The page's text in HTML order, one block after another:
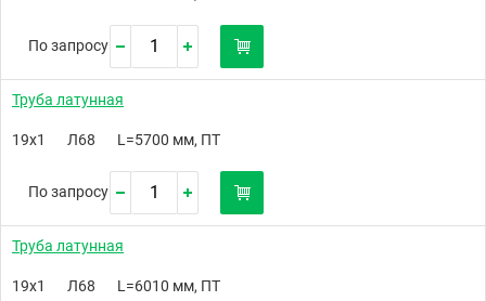
По запросу
Труба латунная
19х1 Л68 L=5700 мм, ПТ
По запросу
Труба латунная
19х1 Л68 L=6010 мм, ПТ